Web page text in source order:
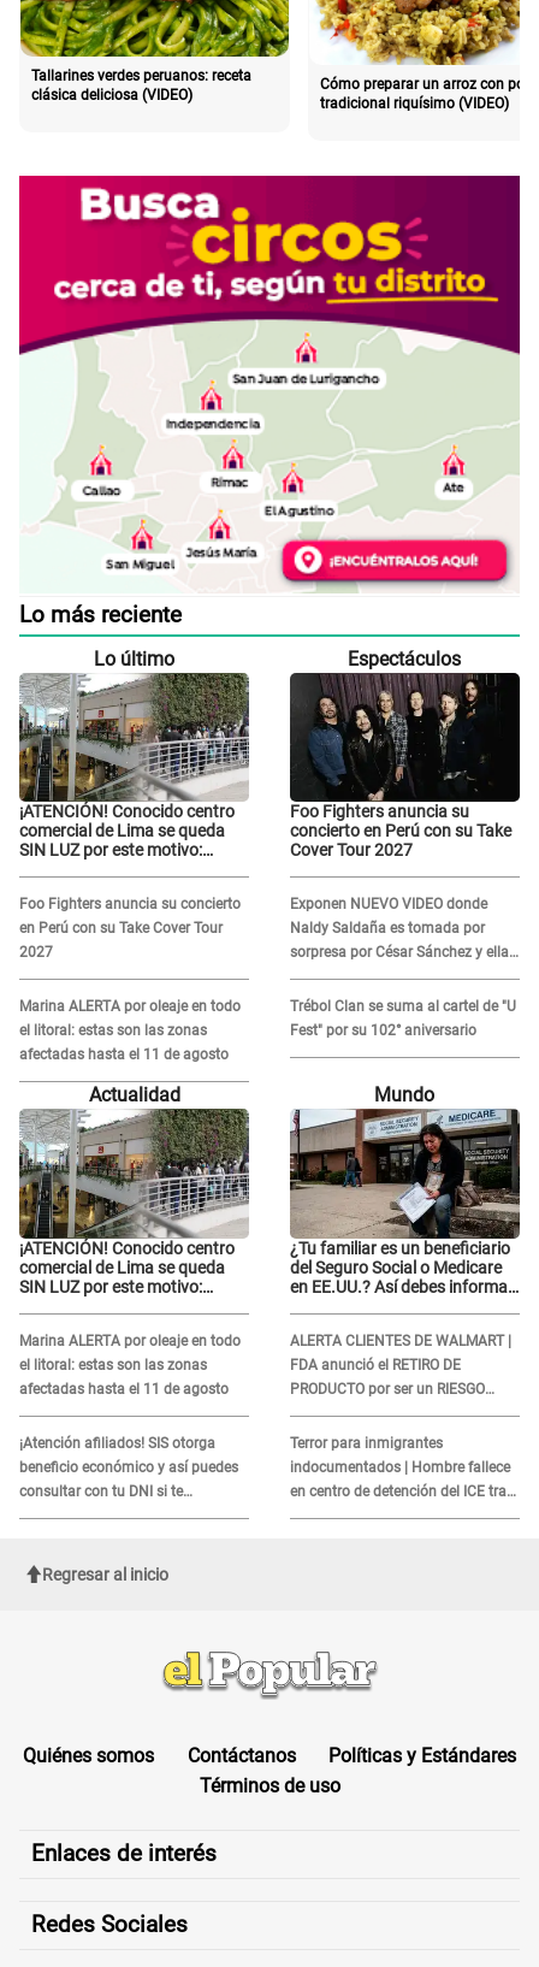
Tallarines verdes peruanos: receta
clásica deliciosa (VIDEO)
Cómo preparar un arroz con pollo
tradicional riquísimo (VIDEO)
Lo más reciente
Lo último
¡ATENCIÓN! Conocido centro
comercial de Lima se queda
SIN LUZ por este motivo:
Foo Fighters anuncia su concierto
en Perú con su Take Cover Tour
2027
Marina ALERTA por oleaje en todo
el litoral: estas son las zonas
afectadas hasta el 11 de agosto
Espectáculos
Foo Fighters anuncia su
concierto en Perú con su Take
Cover Tour 2027
Exponen NUEVO VIDEO donde
Naldy Saldaña es tomada por
sorpresa por César Sánchez y ella
evidencia su REACCIÓN: Le agarró
la mano
Trébol Clan se suma al cartel de "U
Fest" por su 102° aniversario
Actualidad
¡ATENCIÓN! Conocido centro
comercial de Lima se queda
SIN LUZ por este motivo:
Marina ALERTA por oleaje en todo
el litoral: estas son las zonas
afectadas hasta el 11 de agosto
¡Atención afiliados! SIS otorga
beneficio económico y así puedes
consultar con tu DNI si te
corresponde
Mundo
¿Tu familiar es un beneficiario
del Seguro Social o Medicare
en EE.UU.? Así debes informar
ALERTA CLIENTES DE WALMART |
FDA anunció el RETIRO DE
PRODUCTO por ser un RIESGO
MORTAL para consumidores: ¿Cuál
es?
Terror para inmigrantes
indocumentados | Hombre fallece
en centro de detención del ICE tras
sufrir una "emergencia médica"
Regresar al inicio
Quiénes somos Contáctanos
Políticas y Estándares
Términos de uso
Enlaces de interés
Redes Sociales